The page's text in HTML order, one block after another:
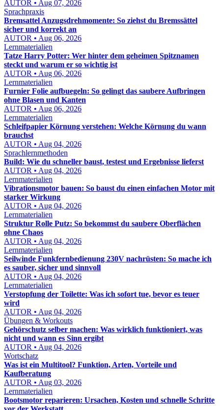
AUTOR • Aug 07, 2026
Sprachpraxis
Bremsattel Anzugsdrehmomente: So ziehst du Bremssättel
sicher und korrekt an
AUTOR • Aug 06, 2026
Lernmaterialien
Tatze Harry Potter: Wer hinter dem geheimen Spitznamen
steckt und warum er so wichtig ist
AUTOR • Aug 06, 2026
Lernmaterialien
Furnier Folie aufbuegeln: So gelingt das saubere Aufbringen
ohne Blasen und Kanten
AUTOR • Aug 06, 2026
Lernmaterialien
Schleifpapier Körnung verstehen: Welche Körnung du wann
brauchst
AUTOR • Aug 04, 2026
Sprachlernmethoden
Build: Wie du schneller baust, testest und Ergebnisse lieferst
AUTOR • Aug 04, 2026
Lernmaterialien
Vibrationsmotor bauen: So baust du einen einfachen Motor mit
starker Wirkung
AUTOR • Aug 04, 2026
Lernmaterialien
Struktur Rolle Putz: So bekommst du saubere Oberflächen
ohne Chaos
AUTOR • Aug 04, 2026
Lernmaterialien
Seilwinde Funkfernbedienung 230V nachrüsten: So mache ich
es sauber, sicher und sinnvoll
AUTOR • Aug 04, 2026
Lernmaterialien
Verstopfung der Toilette: Was ich sofort tue, bevor es teuer
wird
AUTOR • Aug 04, 2026
Übungen & Workouts
Gehörschutz selber machen: Was wirklich funktioniert, was
nicht und wann es Sinn ergibt
AUTOR • Aug 04, 2026
Wortschatz
Was ist ein Multitool? Funktion, Arten, Vorteile und
Kaufberatung
AUTOR • Aug 03, 2026
Lernmaterialien
Bootsmotor reparieren: Ursachen, Kosten und schnelle Schritte